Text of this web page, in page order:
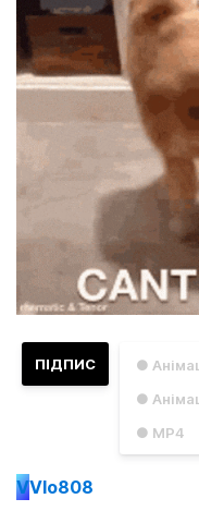
●
●
● MP4
ПІДПИС
VVlo808